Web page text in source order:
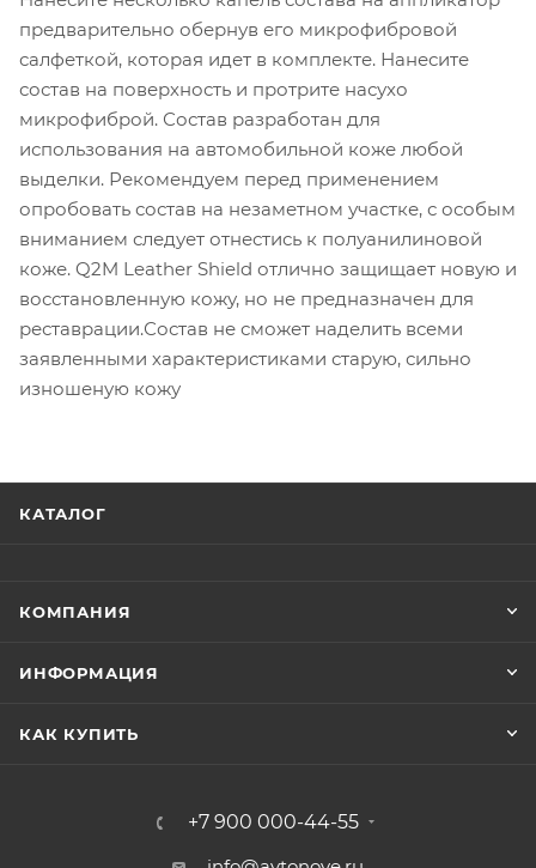
предварительно обернув его микрофибровой
салфеткой, которая идет в комплекте. Нанесите
состав на поверхность и протрите насухо
микрофиброй. Состав разработан для
использования на автомобильной коже любой
выделки. Рекомендуем перед применением
опробовать состав на незаметном участке, с особым
вниманием следует отнестись к полуанилиновой
коже. Q2M Leather Shield отлично защищает новую и
восстановленную кожу, но не предназначен для
реставрации.Состав не сможет наделить всеми
заявленными характеристиками старую, сильно
изношеную кожу
КАТАЛОГ
КОМПАНИЯ
ИНФОРМАЦИЯ
КАК КУПИТЬ
+7 900 000-44-55